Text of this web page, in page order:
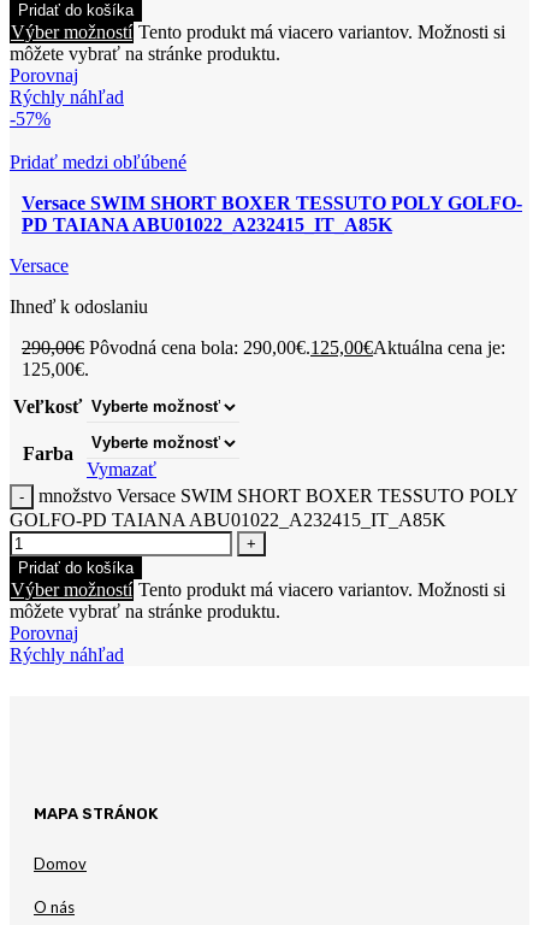
Pridať do košíka
Výber možností Tento produkt má viacero variantov. Možnosti si
môžete vybrať na stránke produktu.
Porovnaj
Rýchly náhľad
-57%
Pridať medzi obľúbené
Versace SWIM SHORT BOXER TESSUTO POLY GOLFO-
PD TAIANA ABU01022_A232415_IT_A85K
Versace
Ihneď k odoslaniu
290,00€ Pôvodná cena bola: 290,00€.125,00€Aktuálna cena je:
125,00€.
Veľkosť
Farba
Vymazať
množstvo Versace SWIM SHORT BOXER TESSUTO POLY
GOLFO-PD TAIANA ABU01022_A232415_IT_A85K
Pridať do košíka
Výber možností Tento produkt má viacero variantov. Možnosti si
môžete vybrať na stránke produktu.
Porovnaj
Rýchly náhľad
MAPA STRÁNOK
Domov
O nás